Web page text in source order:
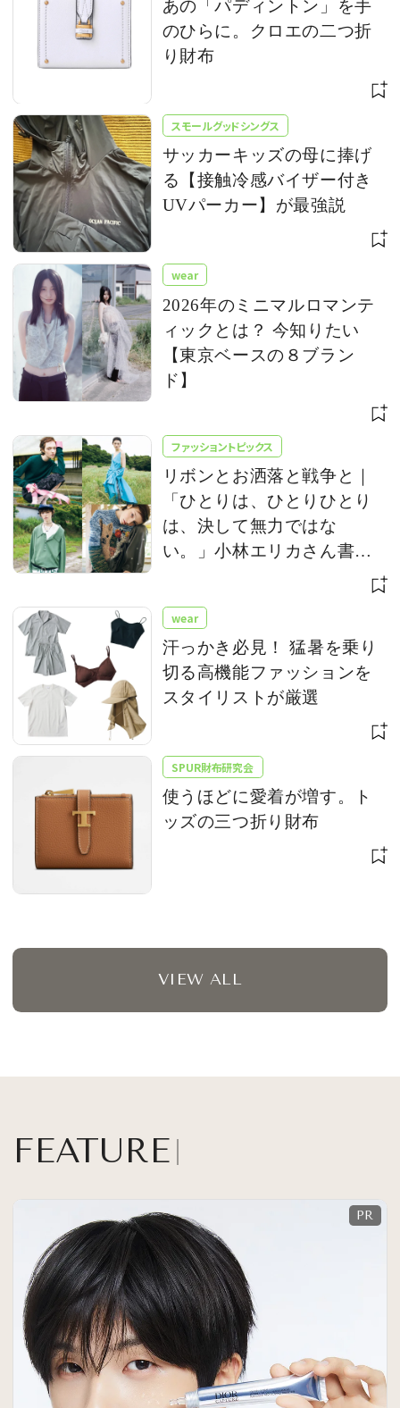
あの「パディントン」を手
のひらに。クロエの二つ折
り財布
スモールグッドシングス
サッカーキッズの母に捧げ
る【接触冷感バイザー付き
UVパーカー】が最強説
wear
2026年のミニマルロマンテ
ィックとは？ 今知りたい
【東京ベースの８ブラン
ド】
ファッショントピックス
リボンとお洒落と戦争と｜
「ひとりは、ひとりひとり
は、決して無力ではな
い。」小林エリカさん書き
wear
汗っかき必見！ 猛暑を乗り
切る高機能ファッションを
スタイリストが厳選
SPUR財布研究会
使うほどに愛着が増す。ト
ッズの三つ折り財布
VIEW ALL
FEATURE